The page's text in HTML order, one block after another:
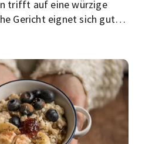
trifft auf eine würzige
Gericht eignet sich gut